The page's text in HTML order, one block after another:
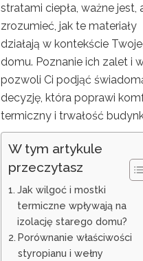
stratami ciepła, ważne jest,
zrozumieć, jak te materiały
działają w kontekście
domu. Poznanie ich zalet i
pozwoli Ci podjąć
decyzję, która poprawi
termiczny i trwałość
W tym artykule
przeczytasz
Jak wilgoć i mostki
termiczne wpływają na
izolację starego domu?
Porównanie właściwości
styropianu i wełny